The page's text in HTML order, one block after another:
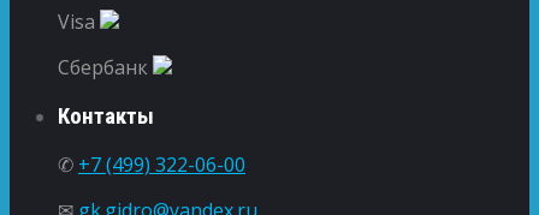
Visa
Сбербанк
Контакты
✆ +7 (499) 322-06-00